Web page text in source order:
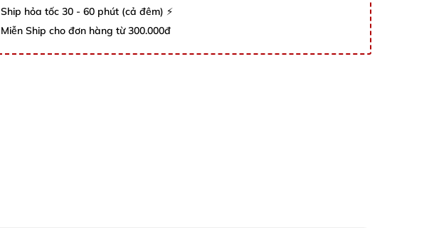
Ship hỏa tốc 30 - 60 phút (cả đêm) ⚡
Miễn Ship cho đơn hàng từ 300.000đ